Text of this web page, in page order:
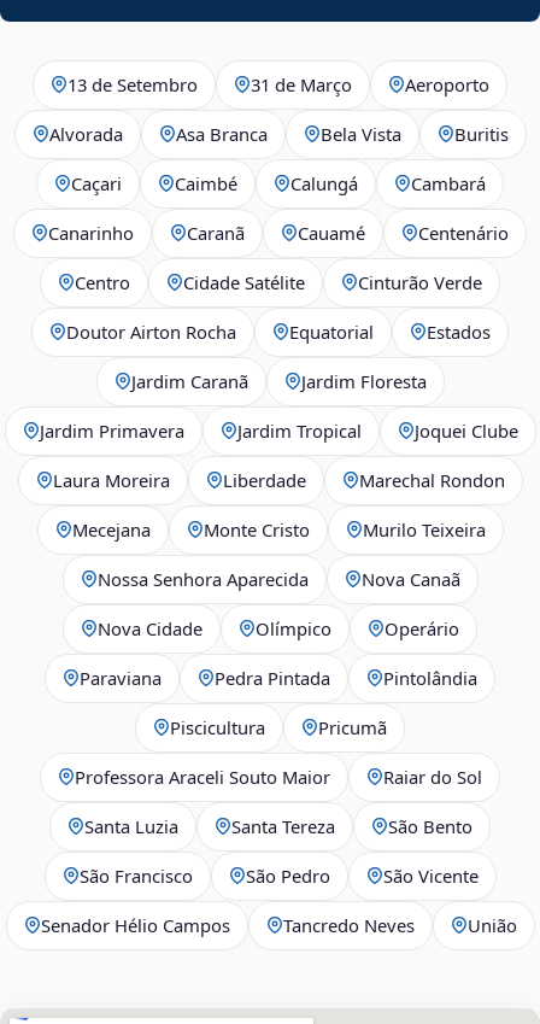
13 de Setembro 31 de Março Aeroporto
Alvorada Asa Branca Bela Vista Buritis
Caçari Caimbé Calungá Cambará
Canarinho Caranã Cauamé Centenário
Centro Cidade Satélite Cinturão Verde
Doutor Airton Rocha Equatorial Estados
Jardim Caranã Jardim Floresta
Jardim Primavera Jardim Tropical Joquei Clube
Laura Moreira Liberdade Marechal Rondon
Mecejana Monte Cristo Murilo Teixeira
Nossa Senhora Aparecida Nova Canaã
Nova Cidade Olímpico Operário
Paraviana Pedra Pintada Pintolândia
Piscicultura Pricumã
Professora Araceli Souto Maior Raiar do Sol
Santa Luzia Santa Tereza São Bento
São Francisco São Pedro São Vicente
Senador Hélio Campos Tancredo Neves União